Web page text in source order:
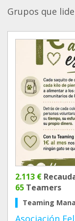
Grupos que
2.113 €
65 Teamers
Teaming
Asociación